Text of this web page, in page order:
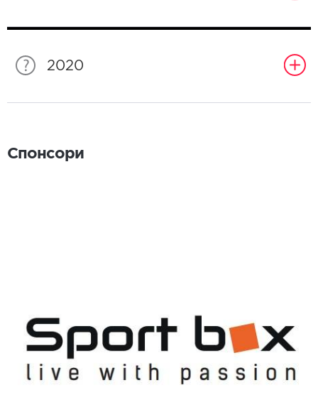
2020
Спонсори